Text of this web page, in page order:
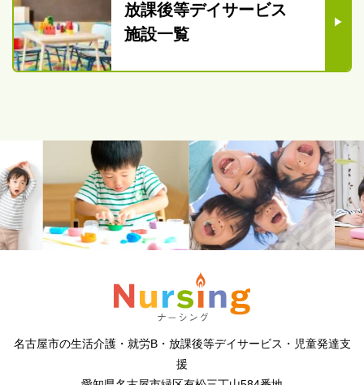
放課後等デイサービス
施設一覧
名古屋市の生活介護・就労B・放課後等デイサービス・児童発達支
援